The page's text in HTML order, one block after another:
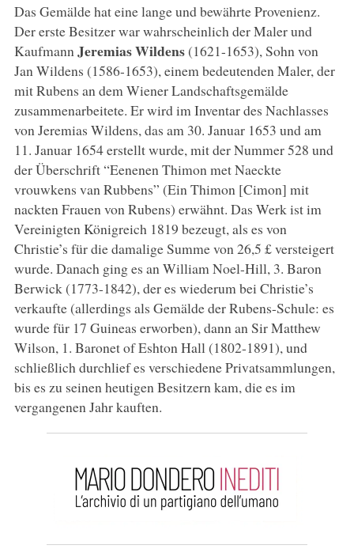
Das Gemälde hat eine lange und bewährte Provenienz.
Der erste Besitzer war wahrscheinlich der Maler und
KaufmannJeremias Wildens(1621-1653), Sohn von
Jan Wildens (1586-1653), einem bedeutenden Maler, der
mit Rubens an dem Wiener Landschaftsgemälde
zusammenarbeitete. Er wird im Inventar des Nachlasses
von Jeremias Wildens, das am 30. Januar 1653 und am
11. Januar 1654 erstellt wurde, mit der Nummer 528 und
der Überschrift “Eenenen Thimon met Naeckte
vrouwkens van Rubbens” (Ein Thimon [Cimon] mit
nackten Frauen von Rubens) erwähnt. Das Werk ist im
Vereinigten Königreich 1819 bezeugt, als es von
Christie’s für die damalige Summe von 26,5 £ versteigert
wurde. Danach ging es an William Noel-Hill, 3. Baron
Berwick (1773-1842), der es wiederum bei Christie’s
verkaufte (allerdings als Gemälde der Rubens-Schule: es
wurde für 17 Guineas erworben), dann an Sir Matthew
Wilson, 1. Baronet of Eshton Hall (1802-1891), und
schließlich durchlief es verschiedene Privatsammlungen,
bis es zu seinen heutigen Besitzern kam, die es im
vergangenen Jahr kauften.